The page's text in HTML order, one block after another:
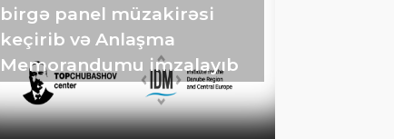
birgə panel müzakirəsi
keçirib və Anlaşma
Memorandumu imzalayıb